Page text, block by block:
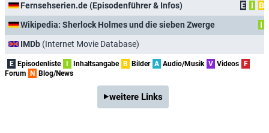
Fernsehserien.de (Episodenführer & Infos) E I
B
Wikipedia: Sherlock Holmes und die sieben Zwerge
I
IMDb (Internet Movie Database)
E Episodenliste Inhaltsangabe B Bilder A Audio/Musik V Videos
F
Forum
N Blog/News
weitere Links